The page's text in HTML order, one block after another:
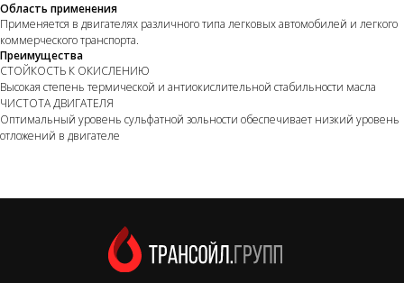
Область применения
Применяется в двигателях различного типа легковых автомобилей и легкого
коммерческого транспорта.
Преимущества
СТОЙКОСТЬ К ОКИСЛЕНИЮ
Высокая степень термической и антиокислительной стабильности масла
ЧИСТОТА ДВИГАТЕЛЯ
Оптимальный уровень сульфатной зольности обеспечивает низкий уровень
отложений в двигателе